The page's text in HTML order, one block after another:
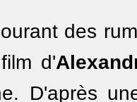
des
d'
D'après